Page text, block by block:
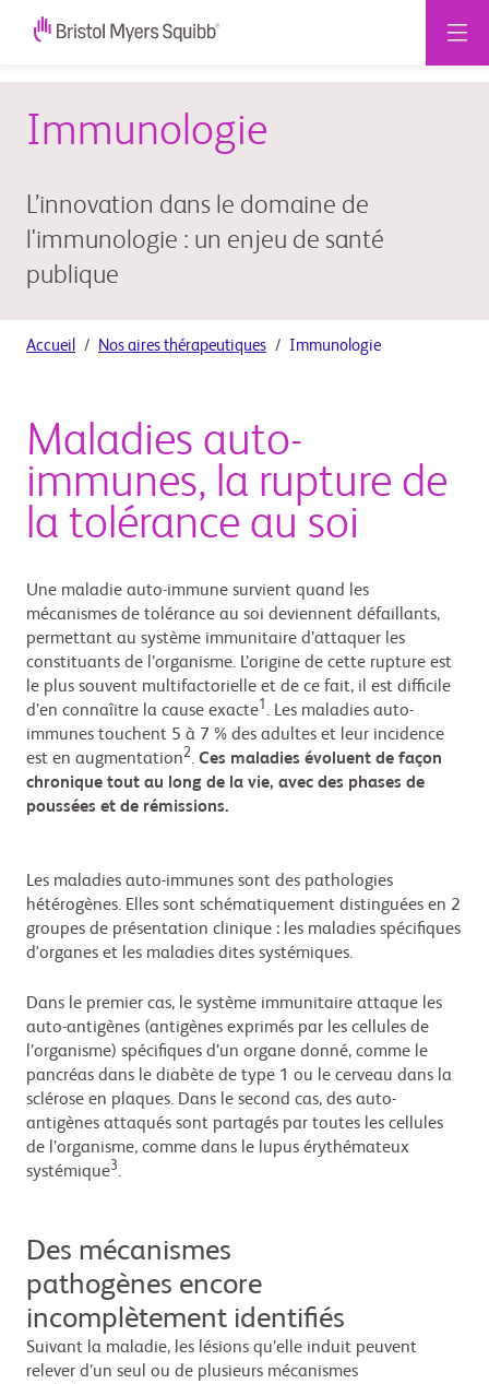
Immunologie
L’innovation dans le domaine de
l'immunologie : un enjeu de santé
publique
Accueil Nos aires thérapeutiques Immunologie
Maladies auto-
immunes, la rupture de
la tolérance au soi
Une maladie auto-immune survient quand les
mécanismes de tolérance au soi deviennent défaillants,
permettant au système immunitaire d’attaquer les
constituants de l’organisme. L’origine de cette rupture est
le plus souvent multifactorielle et de ce fait, il est difficile
d’en connaîitre la cause exacte1 . Les maladies auto-
immunes touchent 5 à 7 % des adultes et leur incidence
est en augmentation2. Ces maladies évoluent de façon
chronique tout au long de la vie, avec des phases de
poussées et de rémissions.
Les maladies auto-immunes sont des pathologies
hétérogènes. Elles sont schématiquement distinguées en 2
groupes de présentation clinique : les maladies spécifiques
d'organes et les maladies dites systémiques.
Dans le premier cas, le système immunitaire attaque les
auto-antigènes (antigènes exprimés par les cellules de
l’organisme) spécifiques d’un organe donné, comme le
pancréas dans le diabète de type 1 ou le cerveau dans la
sclérose en plaques. Dans le second cas, des auto-
antigènes attaqués sont partagés par toutes les cellules
de l’organisme, comme dans le lupus érythémateux
systémique3.
Des mécanismes
pathogènes encore
incomplètement identifiés
Suivant la maladie, les lésions qu’elle induit peuvent
relever d’un seul ou de plusieurs mécanismes